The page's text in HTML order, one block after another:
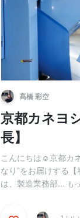
髙橋 彩空
京都カネヨ
長】
こんにちは☺️京都カ
なり”をお届けする
は、製造業務部... も